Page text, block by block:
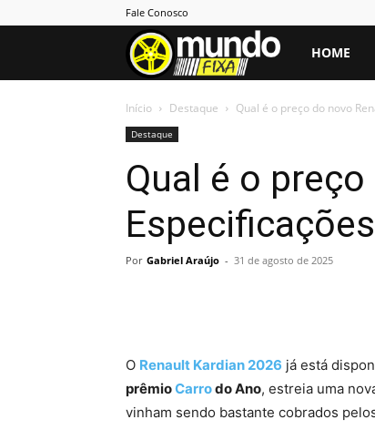
Fale Conosco
Mundo
Fixa
HOME
Início Destaque Qual é o preço do novo
Destaque
Qual é o
Por Gabriel Araújo - 31 de agosto de 2025
O Renault Kardian 2026 já está
prêmioCarrodo Ano, estreia uma
vinham sendo bastante cobrados